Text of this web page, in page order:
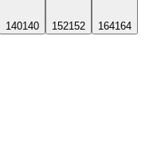
140140 152152 164164